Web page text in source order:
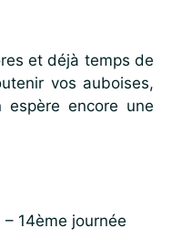
et déjà temps de
vos auboises,
espère encore une
14ème journée